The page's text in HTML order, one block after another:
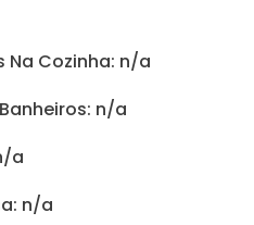
Na Cozinha: n/a
n/a
a
n/a